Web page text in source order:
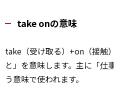
take onの意味
take（受け取る）+on（接触
と」を意味します。主に「仕
う意味で使われます。